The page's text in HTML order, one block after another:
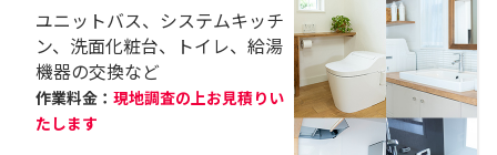
ユニットバス、システムキッチ
ン、洗面化粧台、トイレ、給湯
機器の交換など
作業料金： 現地調査の上お見積りい
たします